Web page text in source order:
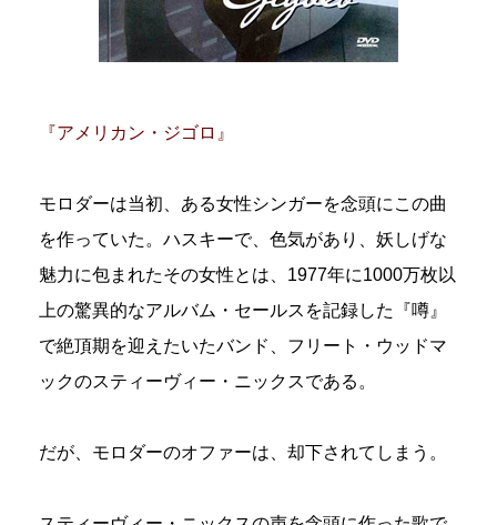
『アメリカン・ジゴロ』
モロダーは当初、ある女性シンガーを念頭にこの曲
を作っていた。ハスキーで、色気があり、妖しげな
魅力に包まれたその女性とは、1977年に1000万枚以
上の驚異的なアルバム・セールスを記録した『噂』
で絶頂期を迎えたいたバンド、フリート・ウッドマ
ックのスティーヴィー・ニックスである。
だが、モロダーのオファーは、却下されてしまう。